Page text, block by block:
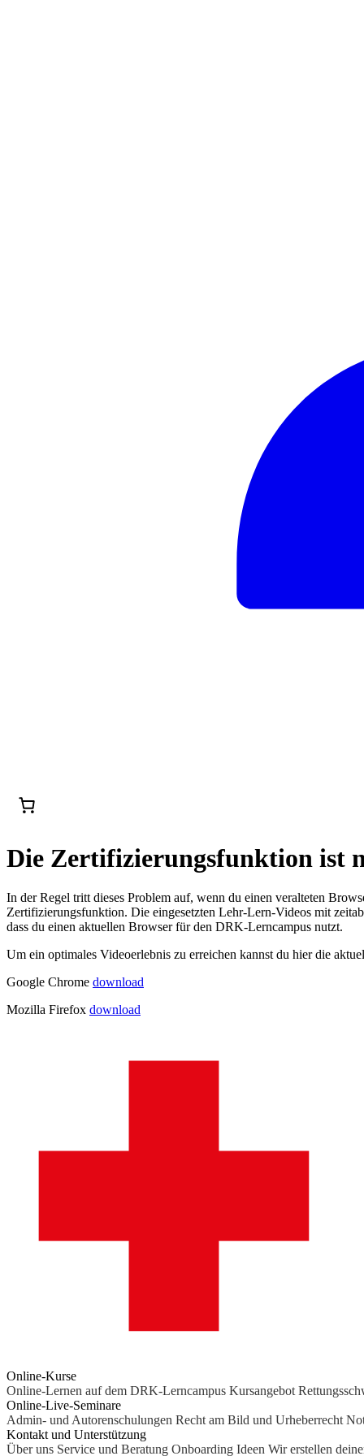
Die Zertifizierungsfunktion ist
In der Regel tritt dieses Problem auf, wenn du einen veralteten
Zertifizierungsfunktion. Die eingesetzten Lehr-Lern-Videos mit
dass du einen aktuellen Browser für den DRK-Lerncampus nutzt.
Um ein optimales Videoerlebnis zu erreichen kannst du hier die
Google Chrome download
Mozilla Firefox download
Online-Kurse
Online-Lernen auf dem DRK-Lerncampus Kursangebot
Online-Live-Seminare
Admin- und Autorenschulungen Recht am Bild und Urheberrecht
Kontakt und Unterstützung
Über uns Service und Beratung Onboarding Ideen Wir erstellen